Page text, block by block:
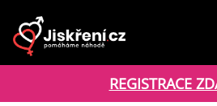
REGISTRACE